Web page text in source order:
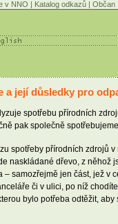
v NNO | Katalog odkazů | Občan
a její důsledky pro
spotřebu přírodních
pak společně
spotřeby přírodních zdrojů
naskládané dřevo, z
samozřejmě jen část, jež
či v ulici, po níž
bylo potřeba odtěžit, aby